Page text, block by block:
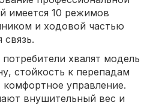
имеется 10 режимов
и ходовой частью
связь.
хвалят модель
стойкость к перепадам
управление.
внушительный вес и